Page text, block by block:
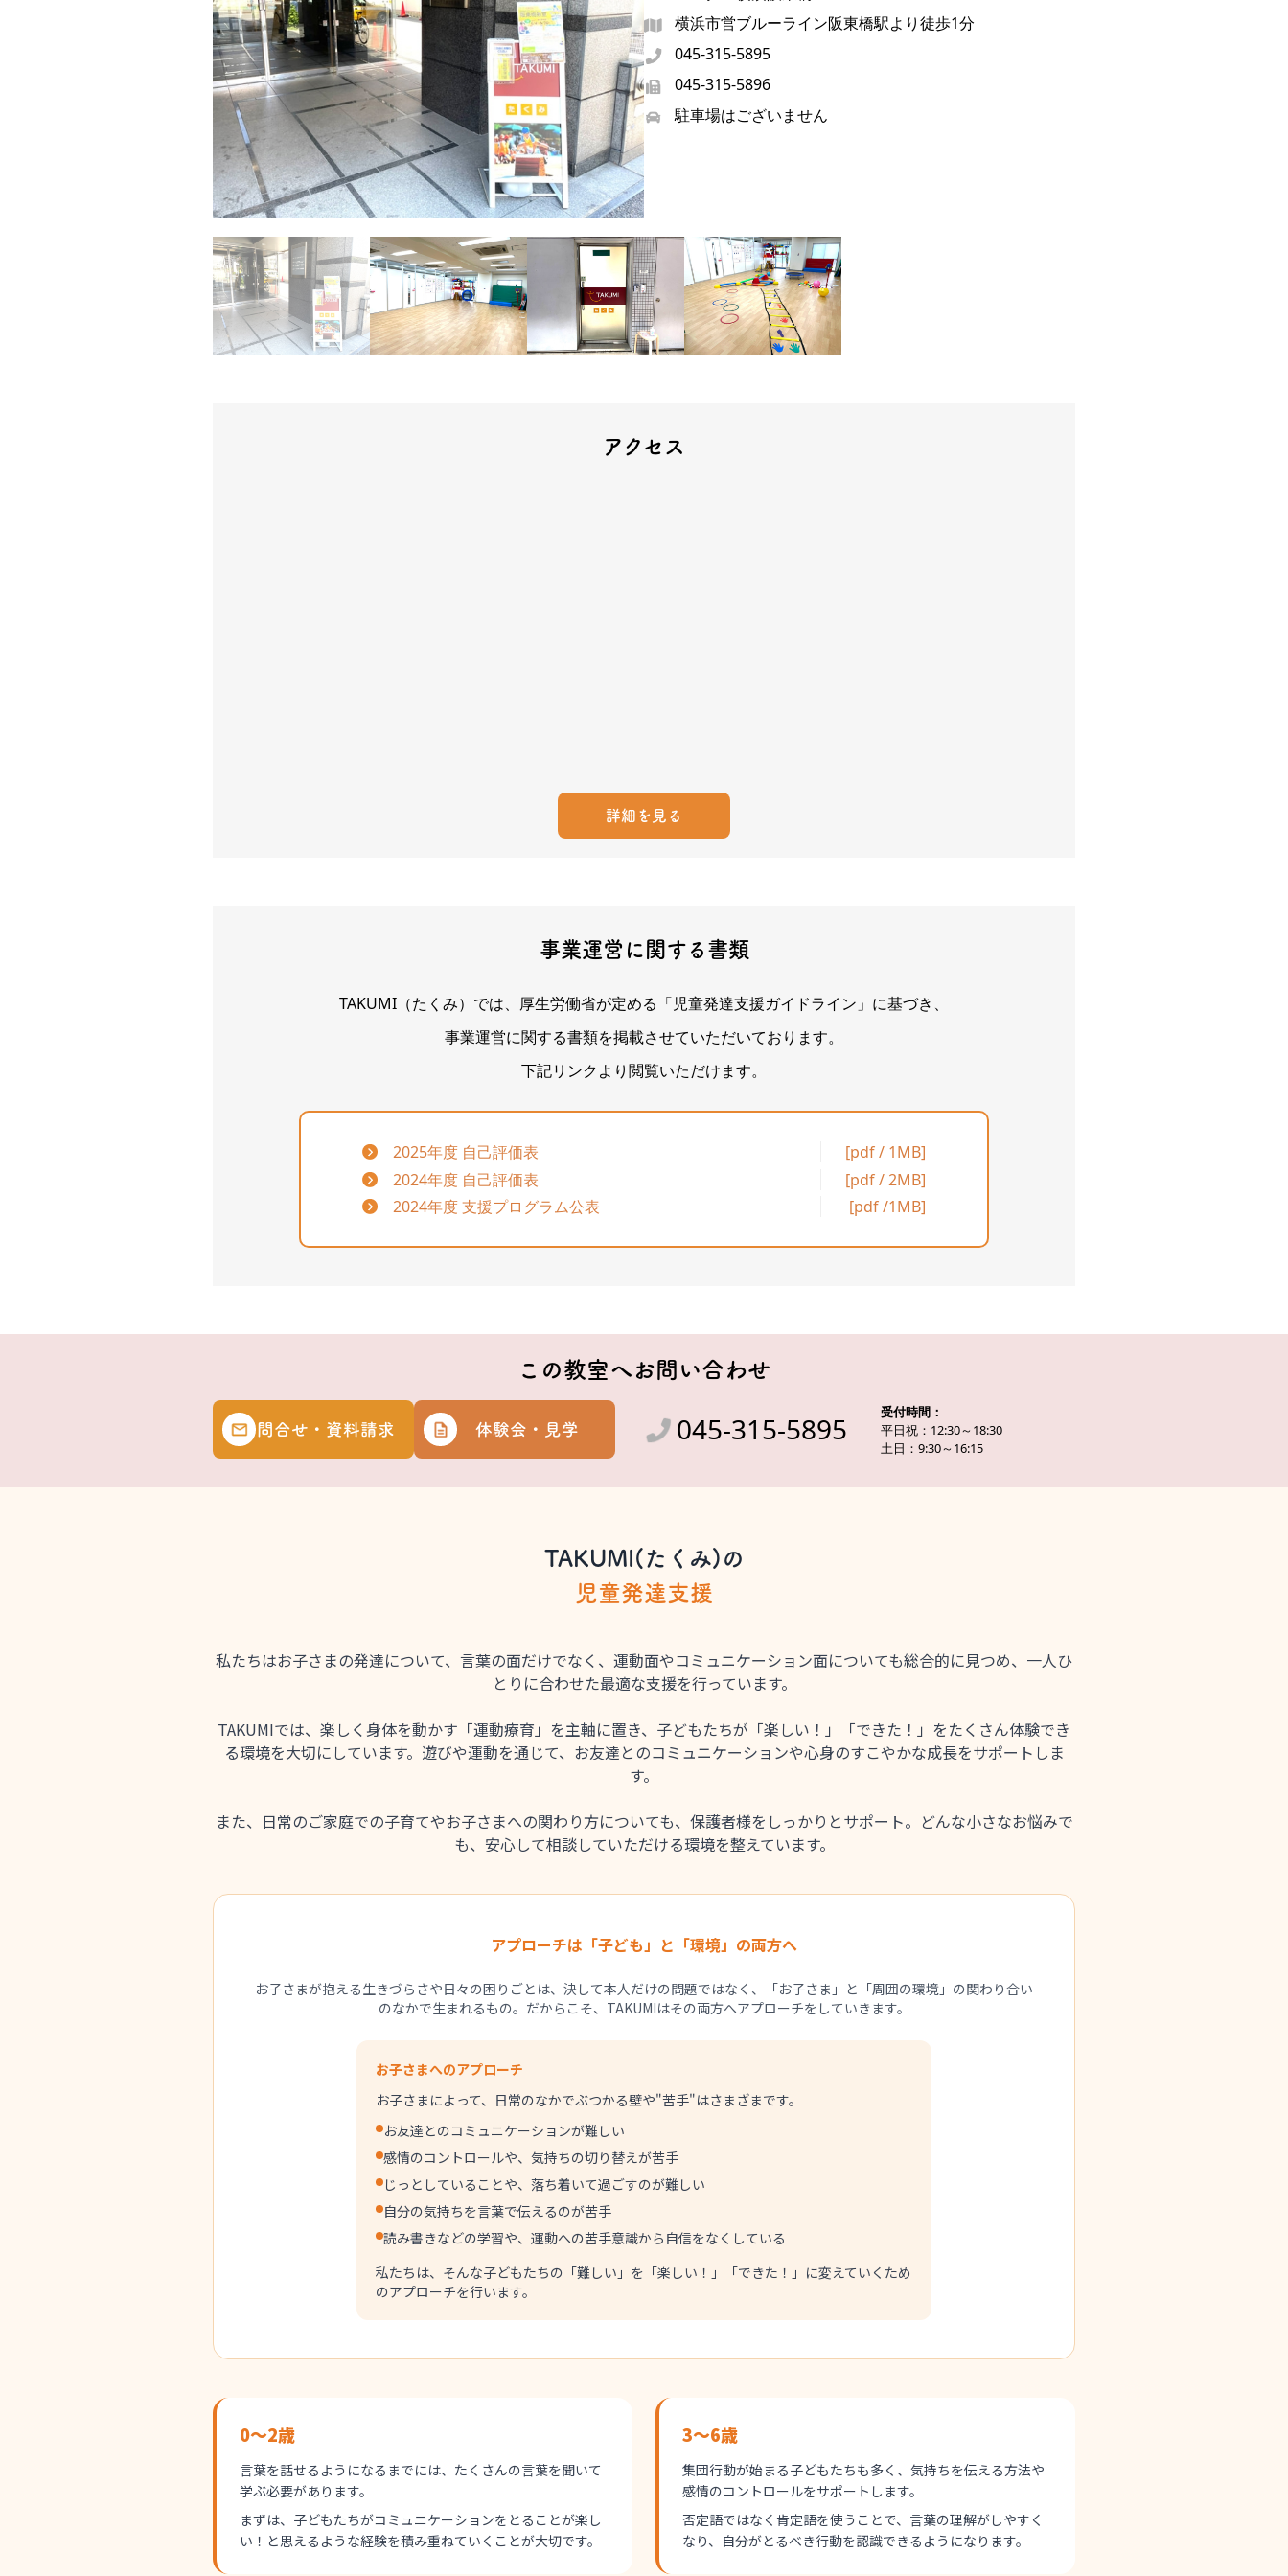
横浜市営ブルーライン阪東橋駅より徒歩1分
045-315-5895
045-315-5896
駐車場はございません
アクセス
詳細を見る
事業運営に関する書類
TAKUMI（たくみ）では、厚生労働省が定める「児童発達支援ガイドライン」に基づき、
事業運営に関する書類を掲載させていただいております。
下記リンクより閲覧いただけます。
2025年度 自己評価表
[pdf / 1MB]
2024年度 自己評価表
[pdf / 2MB]
2024年度 支援プログラム公表
[pdf /1MB]
この教室へお問い合わせ
045-315-5895
受付時間：
平日祝：12:30～18:30
土日：9:30～16:15
問合せ・資料請求 体験会・見学
TAKUMI(たくみ)の
児童発達支援
私たちはお子さまの発達について、言葉の面だけでなく、運動面やコミュニケーション面についても総合的に見つめ、一人ひ
とりに合わせた最適な支援を行っています。
TAKUMIでは、楽しく身体を動かす「運動療育」を主軸に置き、子どもたちが「楽しい！」「できた！」をたくさん体験でき
る環境を大切にしています。遊びや運動を通じて、お友達とのコミュニケーションや心身のすこやかな成長をサポートしま
す。
また、日常のご家庭での子育てやお子さまへの関わり方についても、保護者様をしっかりとサポート。どんな小さなお悩みで
も、安心して相談していただける環境を整えています。
アプローチは「子ども」と「環境」の両方へ
お子さまが抱える生きづらさや日々の困りごとは、決して本人だけの問題ではなく、「お子さま」と「周囲の環境」の関わり合い
のなかで生まれるもの。だからこそ、TAKUMIはその両方へアプローチをしていきます。
お子さまへのアプローチ
お子さまによって、日常のなかでぶつかる壁や"苦手"はさまざまです。
お友達とのコミュニケーションが難しい
感情のコントロールや、気持ちの切り替えが苦手
じっとしていることや、落ち着いて過ごすのが難しい
自分の気持ちを言葉で伝えるのが苦手
読み書きなどの学習や、運動への苦手意識から自信をなくしている
私たちは、そんな子どもたちの「難しい」を「楽しい！」「できた！」に変えていくため
のアプローチを行います。
0～2歳
言葉を話せるようになるまでには、たくさんの言葉を聞いて
学ぶ必要があります。
まずは、子どもたちがコミュニケーションをとることが楽し
い！と思えるような経験を積み重ねていくことが大切です。
3～6歳
集団行動が始まる子どもたちも多く、気持ちを伝える方法や
感情のコントロールをサポートします。
否定語ではなく肯定語を使うことで、言葉の理解がしやすく
なり、自分がとるべき行動を認識できるようになります。